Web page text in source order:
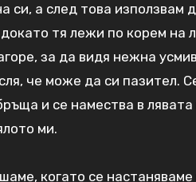
а след това използвам
тя лежи по корем на
за да видя нежна
че може да си пазител.
и се намества в
ми.
когато се настаняваме